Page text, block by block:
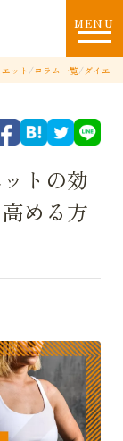
MENU
ット /コラム一覧/ ダイエッ
トの効
める方